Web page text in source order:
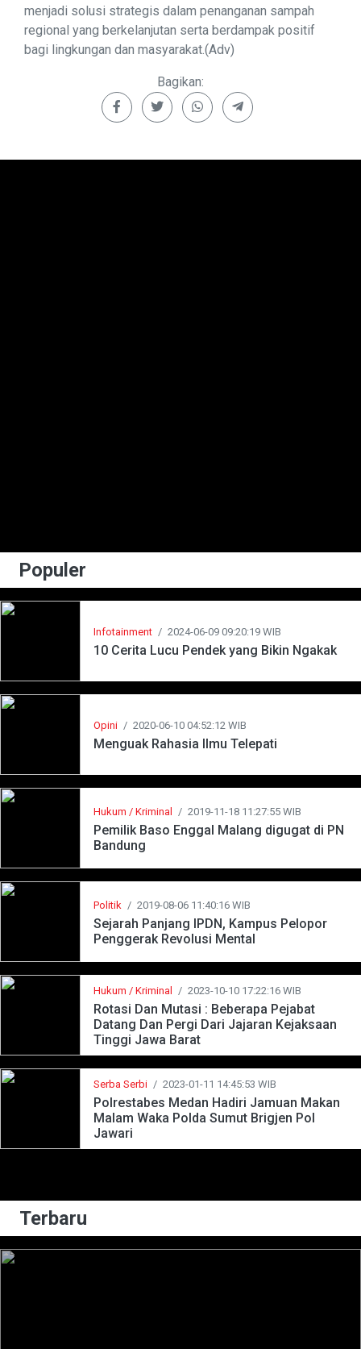
menjadi solusi strategis dalam penanganan sampah
regional yang berkelanjutan serta berdampak positif
bagi lingkungan dan masyarakat.(Adv)
Bagikan:
Populer
Infotainment / 2024-06-09 09:20:19 WIB
10 Cerita Lucu Pendek yang Bikin Ngakak
Opini / 2020-06-10 04:52:12 WIB
Menguak Rahasia Ilmu Telepati
Hukum / Kriminal / 2019-11-18 11:27:55 WIB
Pemilik Baso Enggal Malang digugat di PN
Bandung
Politik / 2019-08-06 11:40:16 WIB
Sejarah Panjang IPDN, Kampus Pelopor
Penggerak Revolusi Mental
Hukum / Kriminal / 2023-10-10 17:22:16 WIB
Rotasi Dan Mutasi : Beberapa Pejabat
Datang Dan Pergi Dari Jajaran Kejaksaan
Tinggi Jawa Barat
Serba Serbi / 2023-01-11 14:45:53 WIB
Polrestabes Medan Hadiri Jamuan Makan
Malam Waka Polda Sumut Brigjen Pol
Jawari
Terbaru